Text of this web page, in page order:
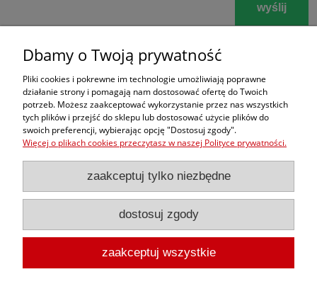
wyślij
Zamówienia
Moje konto
dobrekimona
Dbamy o Twoją prywatność
Pliki cookies i pokrewne im technologie umożliwiają poprawne
działanie strony i pomagają nam dostosować ofertę do Twoich
potrzeb. Możesz zaakceptować wykorzystanie przez nas wszystkich
tych plików i przejść do sklepu lub dostosować użycie plików do
swoich preferencji, wybierając opcję "Dostosuj zgody".
Więcej o plikach cookies przeczytasz w naszej Polityce prywatności.
zaakceptuj tylko niezbędne
dostosuj zgody
zaakceptuj wszystkie